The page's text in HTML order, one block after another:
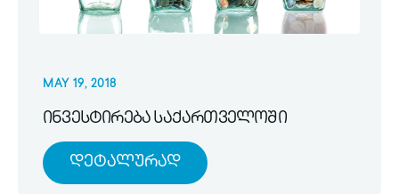
MAY 19, 2018
ინვესტირება საქართველოში
Დეტალურად